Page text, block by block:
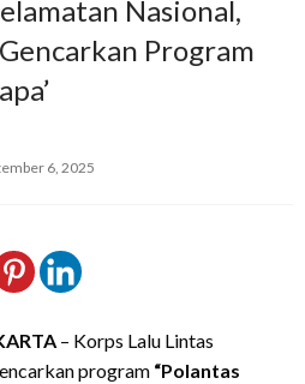
Nasional,
Program
6, 2025
– Korps Lalu Lintas
program “Polantas